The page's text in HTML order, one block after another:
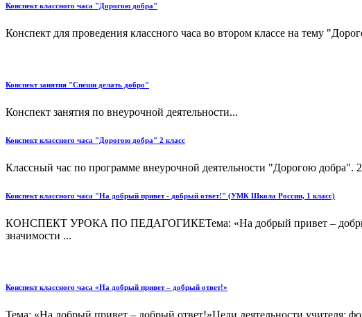
Конспект классного часа "Дорогою добра"
Конспект для проведения классного часа во втором классе на тему
Конспект занятия "Спеши делать добро"
Конспект занятия по внеурочной деятельности...
Конспект классного часа "Дорогою добра" 2 класс
Классный час по программе внеурочной деятельности "Дорогою добра". 2
Конспект классного часа "На добрый привет - добрый ответ!" (УМК Школа России, 1 класс)
КОНСПЕКТ УРОКА ПО ПЕДАГОГИКЕТема: «На добрый привет – добрый
значимости ...
Конспект классного часа «На добрый привет – добрый ответ!»
Тема: «На добрый привет – добрый ответ!»Цели деятельности учителя: